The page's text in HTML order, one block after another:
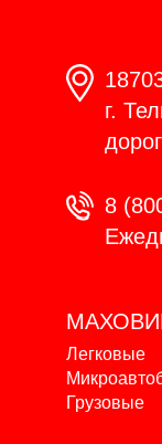
г.
8
Легковые
Грузовые